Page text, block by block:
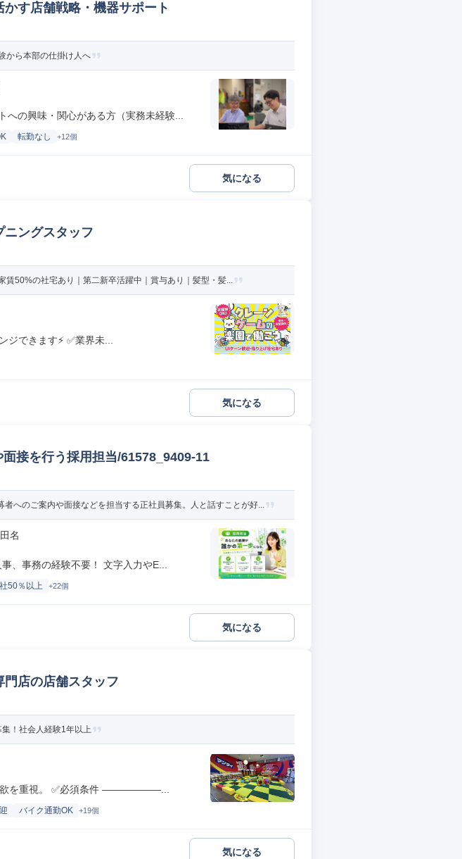
す店舗戦略・機器サポート
から本部の仕掛け人へ
への興味・関心がある方（実務未経験...
転勤なし +12個
気になる
ニングスタッフ
賃50%の社宅あり｜第二新卒活躍中｜賞与あり｜髪型・髪...
できます⚡️ ✅️業界未...
気になる
接を行う採用担当/61578_9409-11
へのご案内や面接などを担当する正社員募集。人と話すことが好...
名
、事務の経験不要！ 文字入力やE...
50％以上 +22個
気になる
店の店舗スタッフ
！社会人経験1年以上
欲を重視。 ✅必須条件 ――――――...
バイク通勤OK +19個
気になる